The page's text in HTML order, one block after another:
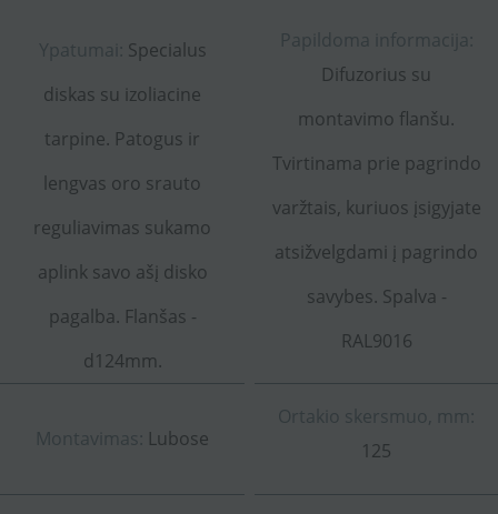
Ypatumai: Specialus
diskas su izoliacine
tarpine. Patogus ir
lengvas oro srauto
reguliavimas sukamo
aplink savo ašį disko
pagalba. Flanšas -
d124mm.
Papildoma informacija:
Difuzorius su
montavimo flanšu.
Tvirtinama prie pagrindo
varžtais, kuriuos įsigyjate
atsižvelgdami į pagrindo
savybes. Spalva -
RAL9016
Montavimas: Lubose
Ortakio skersmuo, mm:
125